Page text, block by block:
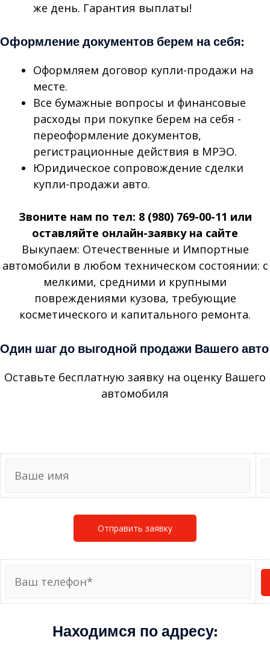
же день. Гарантия выплаты!
Оформление документов берем на себя:
Оформляем договор купли-продажи на
месте.
Все бумажные вопросы и финансовые
расходы при покупке берем на себя -
переоформление документов,
регистрационные действия в МРЭО.
Юридическое сопровождение сделки
купли-продажи авто.
Звоните нам по тел: 8 (980) 769-00-11 или
оставляйте онлайн-заявку на сайте
Выкупаем: Отечественные и Импортные
автомобили в любом техническом состоянии: с
мелкими, средними и крупными
повреждениями кузова, требующие
косметического и капитального ремонта.
Один шаг до выгодной продажи Вашего авто
Оставьте бесплатную заявку на оценку Вашего
автомобиля
Находимся по адресу: